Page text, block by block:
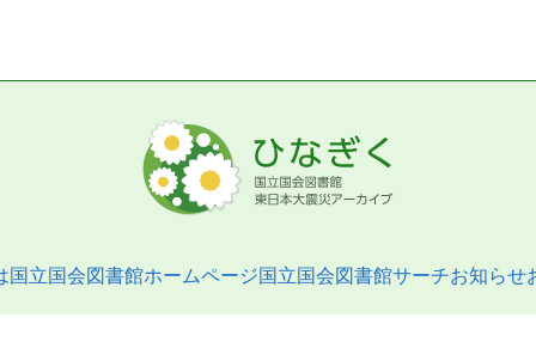
国立国会図書館ホームページ国立国会図書館サーチお知らせ